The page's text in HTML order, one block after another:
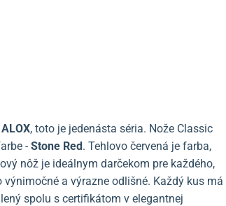
, toto je jedenásta séria. Nože Classic
- Stone Red. Tehlovo červená je farba,
nôž je ideálnym darčekom pre každého,
a výrazne odlišné. Každý kus má
spolu s certifikátom v elegantnej